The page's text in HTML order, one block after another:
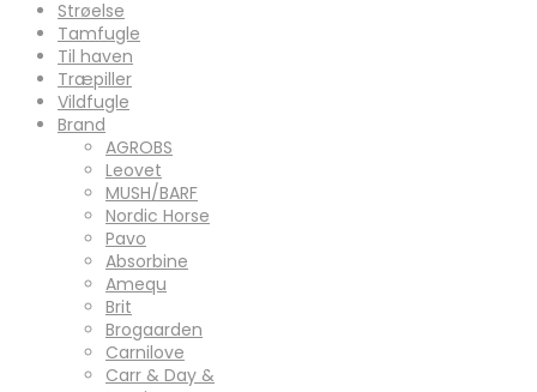
Strøelse
Tamfugle
Til haven
Træpiller
Vildfugle
Brand
AGROBS
Leovet
MUSH/BARF
Nordic Horse
Pavo
Absorbine
Amequ
Brit
Brogaarden
Carnilove
Carr & Day &